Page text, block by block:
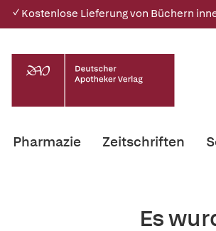
✓ Kostenlose Lieferung von Büchern
Pharmazie Zeitschriften
Es